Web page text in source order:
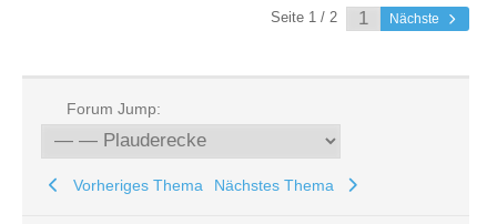
Seite 1 / 2 Nächste
Forum Jump:
Vorheriges Thema Nächstes Thema